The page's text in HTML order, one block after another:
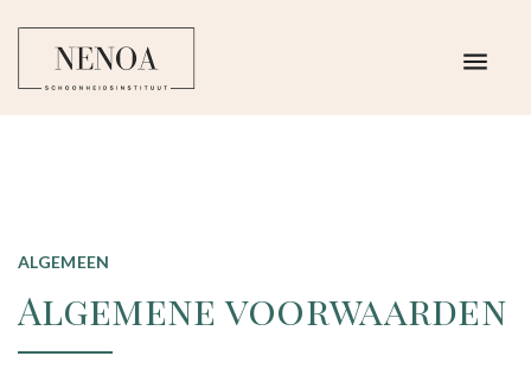
ALGEMEEN
Algemene voorwaarden